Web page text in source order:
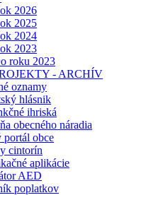
2026
2025
2024
2023
roku 2023
- ARCHÍV
oznamy
hlásnik
ihriská
obecného náradia
portál obce
cintorín
aplikácie
AED
poplatkov